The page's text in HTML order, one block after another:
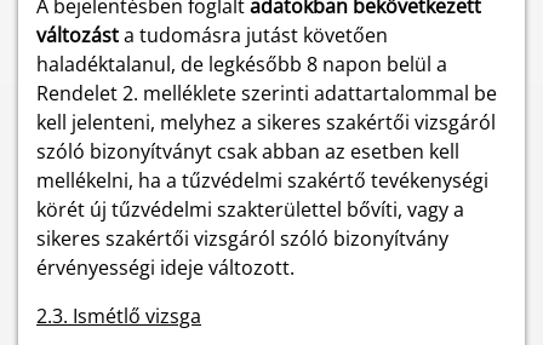
A bejelentésben foglaltadatokban bekövetkezett
változásta tudomásra jutást követően
haladéktalanul, de legkésőbb 8 napon belül a
Rendelet 2. melléklete szerinti adattartalommal be
kell jelenteni, melyhez a sikeres szakértői vizsgáról
szóló bizonyítványt csak abban az esetben kell
mellékelni, ha a tűzvédelmi szakértő tevékenységi
körét új tűzvédelmi szakterülettel bővíti, vagy a
sikeres szakértői vizsgáról szóló bizonyítvány
érvényességi ideje változott.
2.3. Ismétlő vizsga